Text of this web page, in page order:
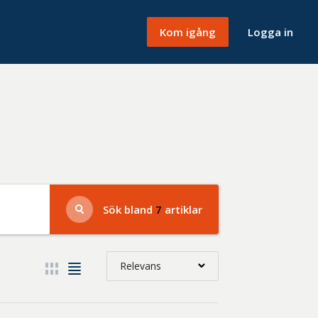
Kom igång Logga in
Sök bland 7 artiklar
Relevans